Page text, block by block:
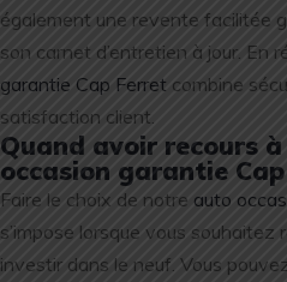
également une revente facilitée
son carnet d’entretien à jour. En
garantie Cap Ferret combine
satisfaction client.
Quand avoir recours
occasion garantie
Faire le choix de notre auto
s’impose lorsque vous
investir dans le neuf. Vous